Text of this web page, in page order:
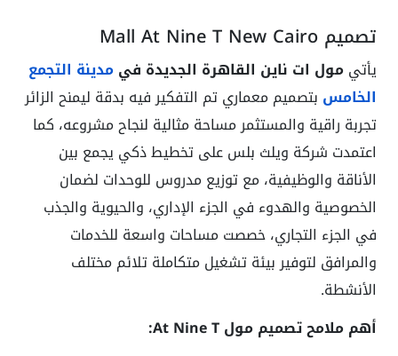
تصميم Mall At Nine T New Cairo
يأتيمول ات ناين القاهرة الجديدة فيمدينة التجمع
الخامس بتصميم معماري تم التفكير فيه بدقة ليمنح الزائر
تجربة راقية والمستثمر مساحة مثالية لنجاح مشروعه، كما
اعتمدت شركة ويلث بلس على تخطيط ذكي يجمع بين
الأناقة والوظيفية، مع توزيع مدروس للوحدات لضمان
الخصوصية والهدوء في الجزء الإداري، والحيوية والجذب
في الجزء التجاري، خصصت مساحات واسعة للخدمات
والمرافق لتوفير بيئة تشغيل متكاملة تلائم مختلف
الأنشطة.
أهم ملامح تصميم مول At Nine T: